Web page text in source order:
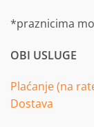
*praznicima
OBI USLUGE
Plaćanje (na
Dostava